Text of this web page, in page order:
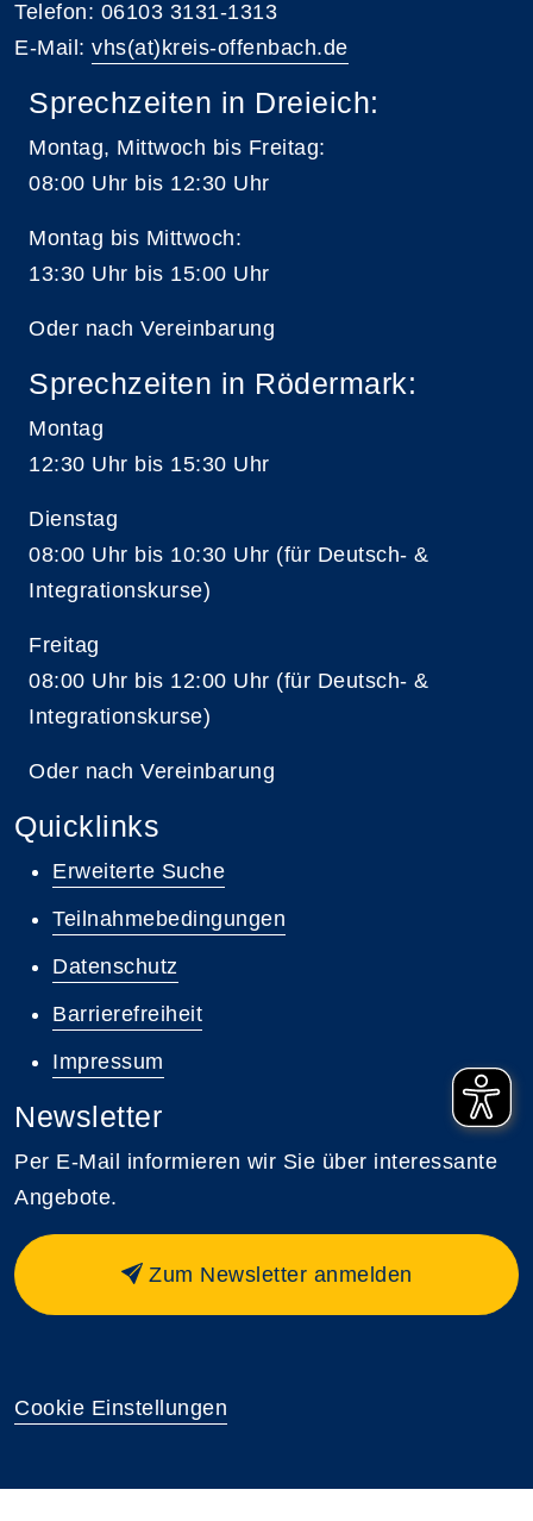
Telefon: 06103 3131-1313
E-Mail: vhs(at)kreis-offenbach.de
Sprechzeiten in Dreieich:
Montag, Mittwoch bis Freitag:
08:00 Uhr bis 12:30 Uhr
Montag bis Mittwoch:
13:30 Uhr bis 15:00 Uhr
Oder nach Vereinbarung
Sprechzeiten in Rödermark:
Montag
12:30 Uhr bis 15:30 Uhr
Dienstag
08:00 Uhr bis 10:30 Uhr (für Deutsch- &
Integrationskurse)
Freitag
08:00 Uhr bis 12:00 Uhr (für Deutsch- &
Integrationskurse)
Oder nach Vereinbarung
Quicklinks
Erweiterte Suche
Teilnahmebedingungen
Datenschutz
Barrierefreiheit
Impressum
Newsletter
Per E-Mail informieren wir Sie über interessante
Angebote.
Zum Newsletter anmelden
Cookie Einstellungen